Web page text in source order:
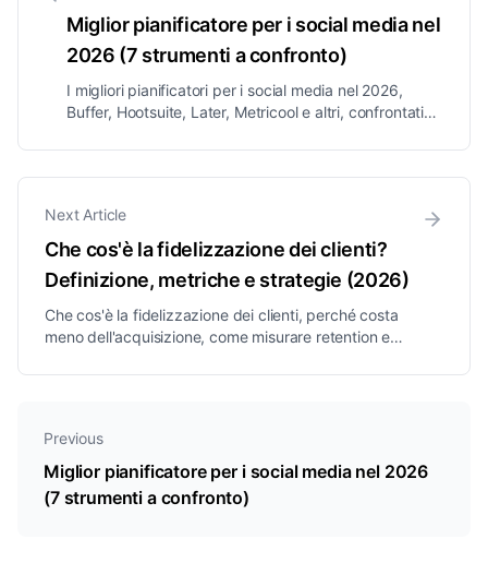
Miglior pianificatore per i social media nel
2026 (7 strumenti a confronto)
I migliori pianificatori per i social media nel 2026,
Buffer, Hootsuite, Later, Metricool e altri, confrontati
giusta per le aziende guidate dai DM.
Next Article
Che cos'è la fidelizzazione dei clienti?
Definizione, metriche e strategie (2026)
Che cos'è la fidelizzazione dei clienti, perché costa
meno dell'acquisizione, come misurare retention e
clienti, spiegato in modo semplice.
Previous
Miglior pianificatore per i social media nel 2026
(7 strumenti a confronto)